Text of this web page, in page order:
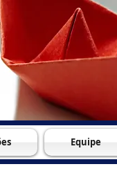
Equipe